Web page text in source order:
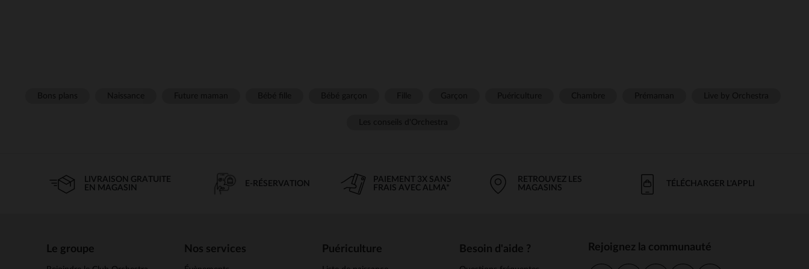
LIVRAISON GRATUITE
EN MAGASIN
E-RÉSERVATION
PAIEMENT 3X SANS
FRAIS AVEC ALMA*
RETROUVEZ LES
MAGASINS
TÉLÉCHARGER L'APPLI
Le groupe Nos services Puériculture Besoin d'aide ? Rejoignez la communauté